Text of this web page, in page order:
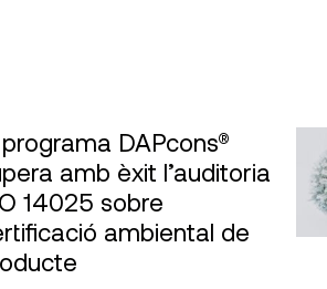
programa DAPcons®
amb èxit l’auditoria
14025 sobre
ambiental de